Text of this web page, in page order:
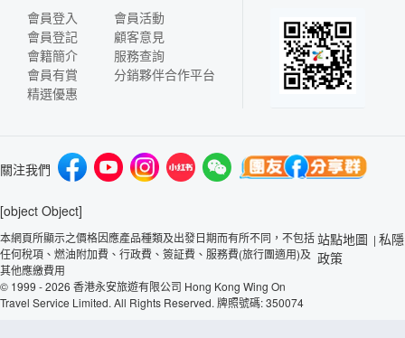
會員登入
會員登記
會籍簡介
會員有賞
精選優惠
會員活動
顧客意見
服務查詢
分銷夥伴合作平台
關注我們
[object Object]
本網頁所顯示之價格因應產品種類及出發日期而有所不同，不包括
任何稅項、燃油附加費、行政費、簽証費、服務費(旅行團適用)及
其他應繳費用
© 1999 - 2026 香港永安旅遊有限公司 Hong Kong Wing On
Travel Service Limited. All Rights Reserved. 牌照號碼: 350074
站點地圖 | 私隱
政策